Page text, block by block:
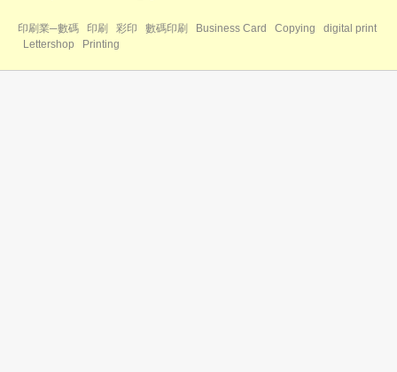
印刷業─數碼 印刷 彩印 數碼印刷 Business Card Copying
digital print
Lettershop
Printing